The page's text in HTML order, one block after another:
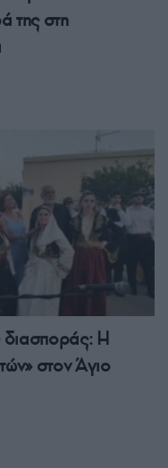
της στη
διασποράς: Η
στον Άγιο